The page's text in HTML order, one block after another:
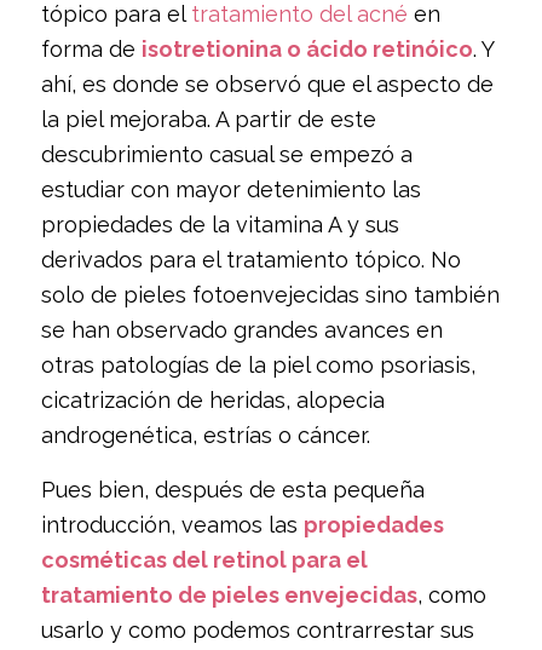
tópico para eltratamiento del acné en
forma de isotretionina o ácido retinóico. Y
ahí, es donde se observó que el aspecto de
la piel mejoraba. A partir de este
descubrimiento casual se empezó a
estudiar con mayor detenimiento las
propiedades de la vitamina A y sus
derivados para el tratamiento tópico. No
solo de pieles fotoenvejecidas sino también
se han observado grandes avances en
otras patologías de la piel como psoriasis,
cicatrización de heridas, alopecia
androgenética, estrías o cáncer.
Pues bien, después de esta pequeña
introducción, veamos las propiedades
cosméticas del retinol para el
tratamiento de pieles envejecidas, como
usarlo y como podemos contrarrestar sus